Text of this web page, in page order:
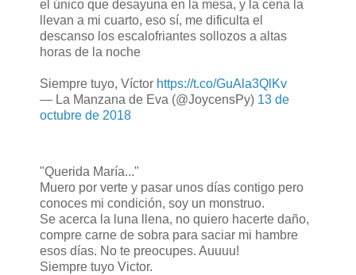
el único que desayuna en la mesa, y la cena la
llevan a mi cuarto, eso sí, me dificulta el
descanso los escalofriantes sollozos a altas
horas de la noche
Siempre tuyo, Víctor https://t.co/GuAla3QlKv
— La Manzana de Eva (@JoycensPy) 13 de
octubre de 2018
"Querida María..."
Muero por verte y pasar unos días contigo pero
conoces mi condición, soy un monstruo.
Se acerca la luna llena, no quiero hacerte daño,
compre carne de sobra para saciar mi hambre
esos días. No te preocupes. Auuuu!
Siempre tuyo Victor.